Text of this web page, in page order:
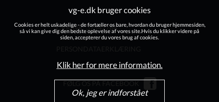
vg-e.dk bruger cookies
Cookies er helt uskadelige - de fortæller os bare, hvordan du bruger hjemmesiden,
så vi kan give dig den bedste oplevelse af vores site.Hvis du klikker videre på
siden, accepterer du vores brug af cookies.
Klik her for mere information.
Ok, jeg er indforstået
CVR-NR: 37542784